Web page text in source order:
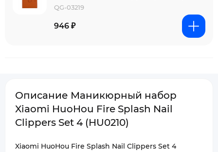
QG-03219
946 ₽
Описание Маникюрный набор
Xiaomi HuoHou Fire Splash Nail
Clippers Set 4 (HU0210)
Xiaomi HuoHou Fire Splash Nail Clippers Set 4